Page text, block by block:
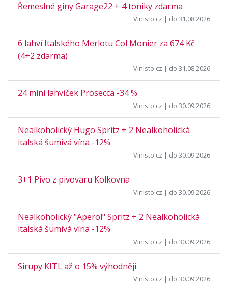
Řemeslné giny Garage22 + 4 toniky zdarma
Vinisto.cz | do 31.08.2026
6 lahví Italského Merlotu Col Monier za 674 Kč
(4+2 zdarma)
Vinisto.cz | do 31.08.2026
24 mini lahviček Prosecca -34 %
Vinisto.cz | do 30.09.2026
Nealkoholický Hugo Spritz + 2 Nealkoholická
italská šumivá vína -12%
Vinisto.cz | do 30.09.2026
3+1 Pivo z pivovaru Kolkovna
Vinisto.cz | do 30.09.2026
Nealkoholický "Aperol" Spritz + 2 Nealkoholická
italská šumivá vína -12%
Vinisto.cz | do 30.09.2026
Sirupy KITL až o 15% výhodněji
Vinisto.cz | do 30.09.2026